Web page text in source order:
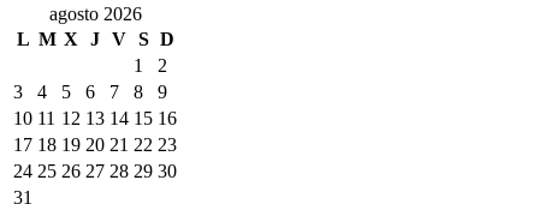
agosto 2026
L M X J V S D
1
2
3
4 5 6 7 8
9
10 11 12 13 14 15 16
17 18 19 20 21 22 23
24 25 26 27 28 29 30
31